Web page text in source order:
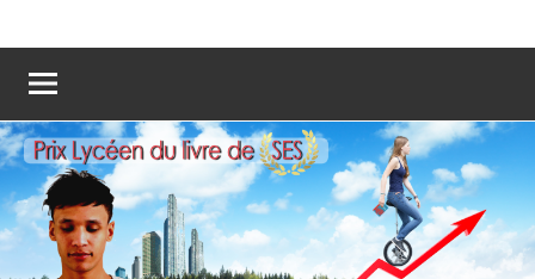
au
contenu
Prix
lycéen
du
Livre
de
votent
pour
leur
livre
préféré
de
Sciences